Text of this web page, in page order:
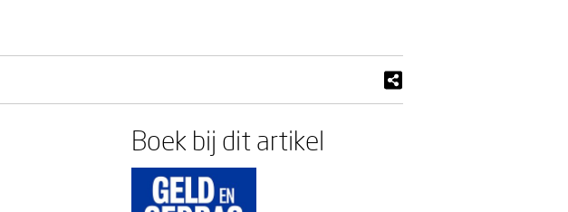
Boek bij dit artikel